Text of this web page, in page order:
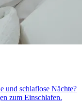
und schlaflose Nächte?
zum Einschlafen.